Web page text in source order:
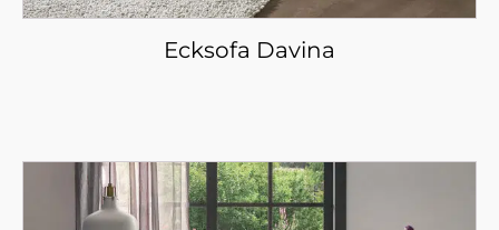
Ecksofa Davina